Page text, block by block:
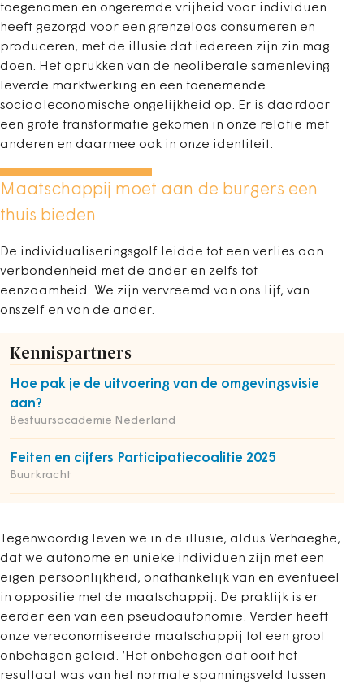
toegenomen en ongeremde vrijheid voor individuen
heeft gezorgd voor een grenzeloos consumeren en
produceren, met de illusie dat iedereen zijn zin mag
doen. Het oprukken van de neoliberale samenleving
leverde marktwerking en een toenemende
sociaaleconomische ongelijkheid op. Er is daardoor
een grote transformatie gekomen in onze relatie met
anderen en daarmee ook in onze identiteit.
Maatschappij moet aan de burgers een
thuis bieden
De individualiseringsgolf leidde tot een verlies aan
verbondenheid met de ander en zelfs tot
eenzaamheid. We zijn vervreemd van ons lijf, van
onszelf en van de ander.
Kennispartners
Hoe pak je de uitvoering van de omgevingsvisie
aan?
Bestuursacademie Nederland
Feiten en cijfers Participatiecoalitie 2025
Buurkracht
Tegenwoordig leven we in de illusie, aldus Verhaeghe,
dat we autonome en unieke individuen zijn met een
eigen persoonlijkheid, onafhankelijk van en eventueel
in oppositie met de maatschappij. De praktijk is er
eerder een van een pseudoautonomie. Verder heeft
onze vereconomiseerde maatschappij tot een groot
onbehagen geleid. ‘Het onbehagen dat ooit het
resultaat was van het normale spanningsveld tussen